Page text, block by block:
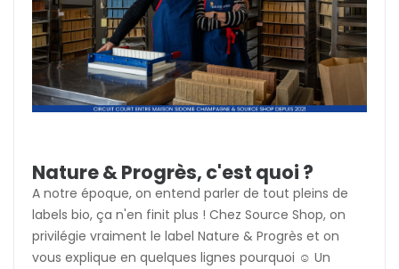
Nature & Progrès, c'est quoi ?
A notre époque, on entend parler de tout pleins de
labels bio, ça n'en finit plus ! Chez Source Shop, on
privilégie vraiment le label Nature & Progrès et on
vous explique en quelques lignes pourquoi ☺️ Un